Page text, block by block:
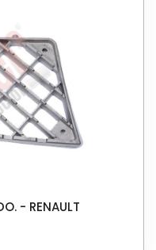
- RENAULT